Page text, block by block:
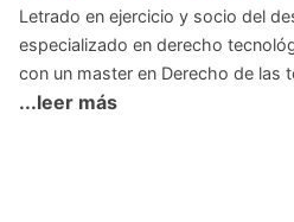
Letrado en ejercicio y socio del
especializado en derecho
con un master en Derecho de las
información, y suma más de diez
...leer más